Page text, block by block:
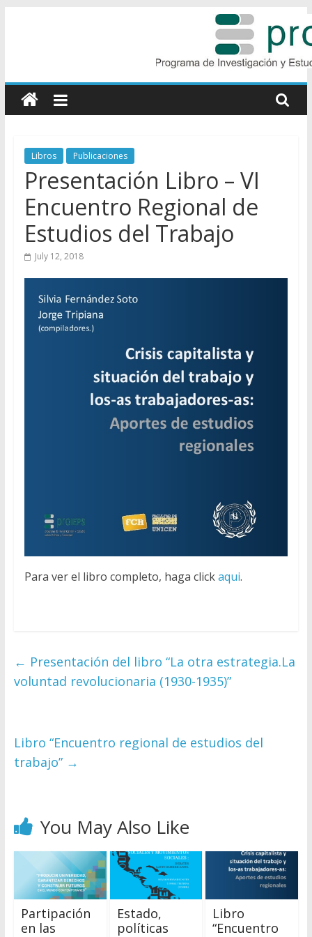
Proieps
|
UNICEN
Libros Publicaciones
Presentación Libro – VI
Encuentro Regional de
Estudios del Trabajo
July 12, 2018
Para ver el libro completo, haga clickaqui.
← Presentación del libro “La otra estrategia.La
voluntad revolucionaria (1930-1935)”
Libro “Encuentro regional de estudios del
trabajo” →
You May Also Like
Partipación
en las
Estado,
políticas
Libro
“Encuentro